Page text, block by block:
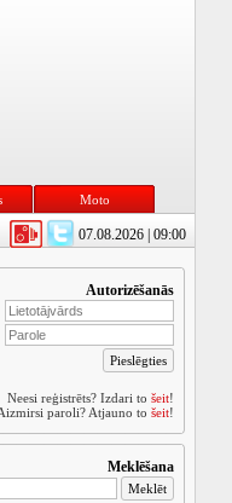
Moto
07.08.2026 | 09:00
Autorizēšanās
Neesi reģistrēts? Izdari to šeit!
paroli? Atjauno to šeit!
Meklēšana